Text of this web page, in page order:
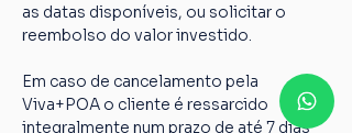
as datas disponíveis, ou solicitar o
reembolso do valor investido.
Em caso de cancelamento pela
Viva+POA o cliente é ressarcido
integralmente num prazo de até 7 dias